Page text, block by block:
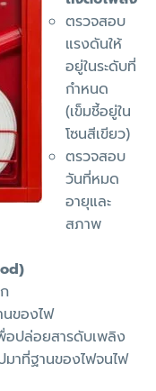
ตรวจสอบ
แรงดันให้
อยู่ในระดับที่
กำหนด
(เข็มชี้อยู่ใน
โซนสีเขียว)
ตรวจสอบ
วันที่หมด
อายุและ
สภาพ
นของไฟ
อปล่อยสารดับเพลิง
มาที่ฐานของไฟจนไฟ